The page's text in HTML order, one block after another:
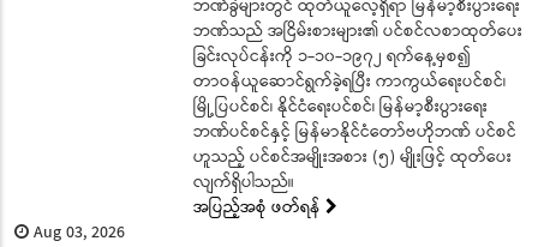
ဘဏ်ခွဲများတွင် ထုတ်ယူလေ့ရှိရာ မြန်မာ့စီးပွားရေး
ဘဏ်သည် အငြိမ်းစားများ၏ ပင်စင်လစာထုတ်ပေး
ခြင်းလုပ်ငန်းကို ၁-၁၀-၁၉၇၂ ရက်နေ့မှစ၍
တာဝန်ယူဆောင်ရွက်ခဲ့ရပြီး ကာကွယ်ရေးပင်စင်၊
မြို့ပြပင်စင်၊ နိုင်ငံရေးပင်စင်၊ မြန်မာ့စီးပွားရေး
ဘဏ်ပင်စင်နှင့် မြန်မာနိုင်ငံတော်ဗဟိုဘဏ် ပင်စင်
ဟူသည့် ပင်စင်အမျိုးအစား (၅) မျိုးဖြင့် ထုတ်ပေး
လျက်ရှိပါသည်။
အပြည့်အစုံ ဖတ်ရန်
Aug 03, 2026